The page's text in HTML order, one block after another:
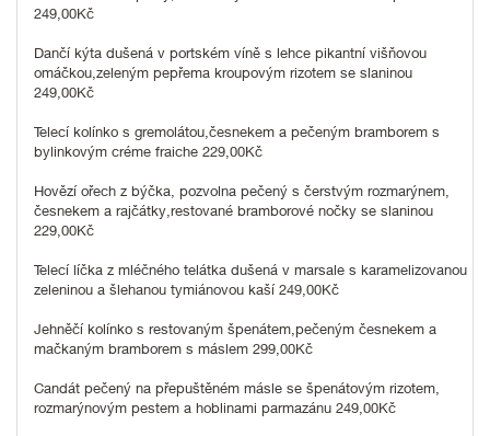
249,00Kč
Dančí kýta dušená v portském víně s lehce pikantní višňovou
omáčkou,zeleným pepřema kroupovým rizotem se slaninou
249,00Kč
Telecí kolínko s gremolátou,česnekem a pečeným bramborem s
bylinkovým créme fraiche 229,00Kč
Hovězí ořech z býčka, pozvolna pečený s čerstvým rozmarýnem,
česnekem a rajčátky,restované bramborové nočky se slaninou
229,00Kč
Telecí líčka z mléčného telátka dušená v marsale s karamelizovanou
zeleninou a šlehanou tymiánovou kaší 249,00Kč
Jehněčí kolínko s restovaným špenátem,pečeným česnekem a
mačkaným bramborem s máslem 299,00Kč
Candát pečený na přepuštěném másle se špenátovým rizotem,
rozmarýnovým pestem a hoblinami parmazánu 249,00Kč